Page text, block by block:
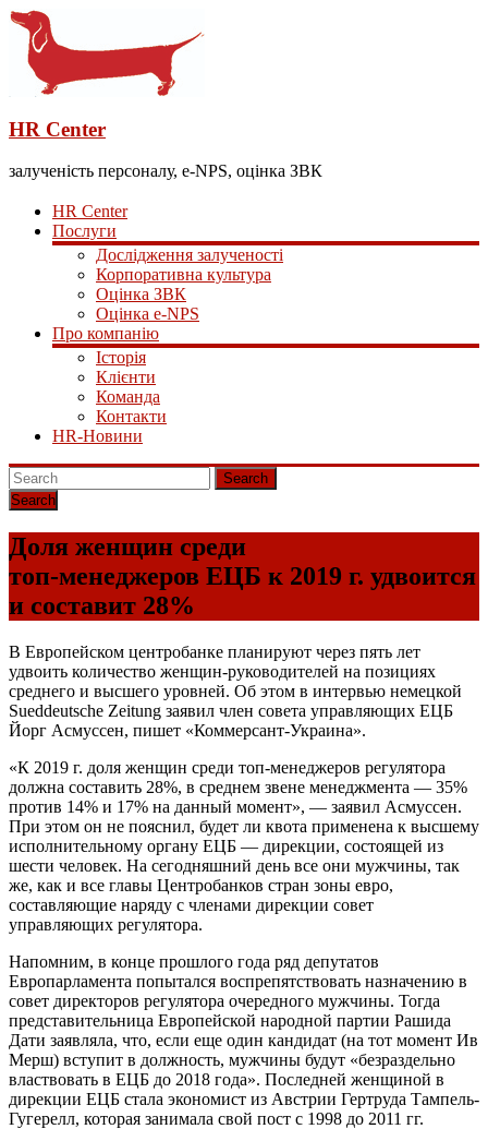
HR Center
залученість персоналу, e-NPS, оцінка ЗВК
HR Center
Послуги
Дослідження залученості
Корпоративна культура
Оцінка ЗВК
Оцінка e-NPS
Про компанію
Історія
Клієнти
Команда
Контакти
HR-Новини
Search
Доля женщин среди
топ-менеджеров ЕЦБ к 2019 г. удвоится
и составит 28%
В Европейском центробанке планируют через пять лет
удвоить количество женщин-руководителей на позициях
среднего и высшего уровней. Об этом в интервью немецкой
Sueddeutsche Zeitung заявил член совета управляющих ЕЦБ
Йорг Асмуссен, пишет «Коммерсант-Украина».
«К 2019 г. доля женщин среди топ-менеджеров регулятора
должна составить 28%, в среднем звене менеджмента — 35%
против 14% и 17% на данный момент», — заявил Асмуссен.
При этом он не пояснил, будет ли квота применена к высшему
исполнительному органу ЕЦБ — дирекции, состоящей из
шести человек. На сегодняшний день все они мужчины, так
же, как и все главы Центробанков стран зоны евро,
составляющие наряду с членами дирекции совет
управляющих регулятора.
Напомним, в конце прошлого года ряд депутатов
Европарламента попытался воспрепятствовать назначению в
совет директоров регулятора очередного мужчины. Тогда
представительница Европейской народной партии Рашида
Дати заявляла, что, если еще один кандидат (на тот момент Ив
Мерш) вступит в должность, мужчины будут «безраздельно
властвовать в ЕЦБ до 2018 года». Последней женщиной в
дирекции ЕЦБ стала экономист из Австрии Гертруда Тампель-
Гугерелл, которая занимала свой пост с 1998 до 2011 гг.